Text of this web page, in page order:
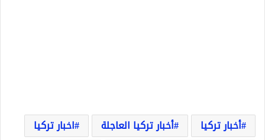
أخبار تركيا أخبار تركيا العاجلة
اخبار تركيا